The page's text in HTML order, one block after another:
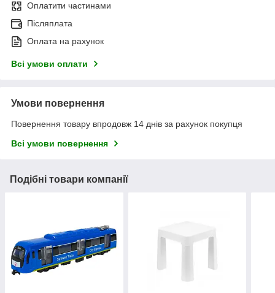
Оплатити частинами
Післяплата
Оплата на рахунок
Всі умови оплати
Умови повернення
Повернення товару впродовж 14 днів за рахунок покупця
Всі умови повернення
Подібні товари компанії